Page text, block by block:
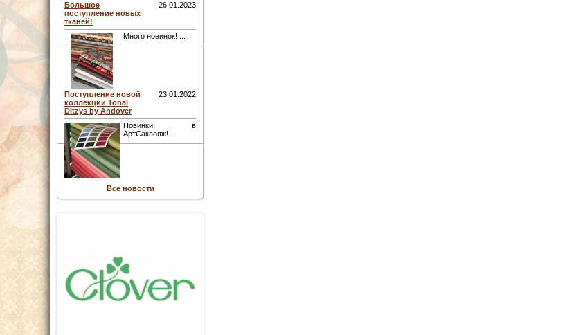
Большое
поступление новых
тканей!
26.01.2023
Много новинок! ...
Поступление новой
коллекции Tonal
Ditzys by Andover
23.01.2022
Новинки в
АртСаквояж! ...
Все новости